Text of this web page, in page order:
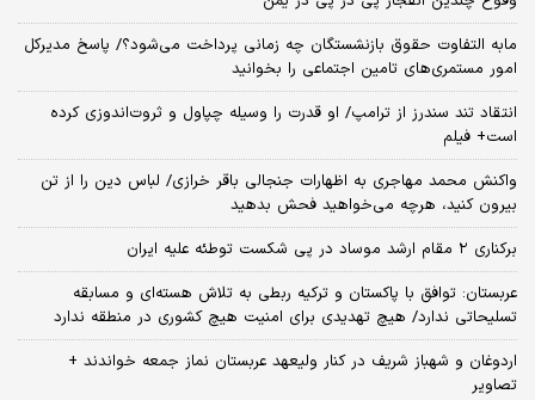
مابه التفاوت حقوق بازنشستگان چه زمانی پرداخت می‌شود؟/ پاسخ مدیرکل
امور مستمری‌های تامین اجتماعی را بخوانید
انتقاد تند سندرز از ترامپ/ او قدرت را وسیله چپاول و ثروت‌اندوزی کرده
است+ فیلم
واکنش محمد مهاجری به اظهارات جنجالی باقر خرازی/ لباس دین را از تن
بیرون کنید، هرچه می‌خواهید فحش بدهید
برکناری ۲ مقام‌ ارشد موساد در پی شکست توطئه علیه ایران
عربستان: توافق با پاکستان و ترکیه ربطی به تلاش هسته‌ای و مسابقه
تسلیحاتی ندارد/ هیچ تهدیدی برای امنیت هیچ کشوری در منطقه ندارد
اردوغان و شهباز شریف در کنار ولیعهد عربستان نماز جمعه خواندند +
تصاویر